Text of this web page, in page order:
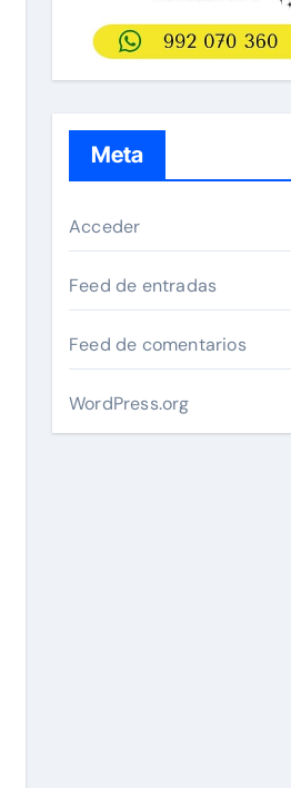
Meta
Acceder
Feed de entradas
Feed de comentarios
WordPress.org